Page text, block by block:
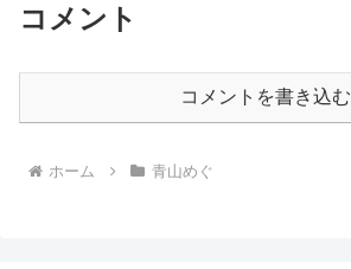
コメント
コメントを書き込む
ホーム 青山めぐ